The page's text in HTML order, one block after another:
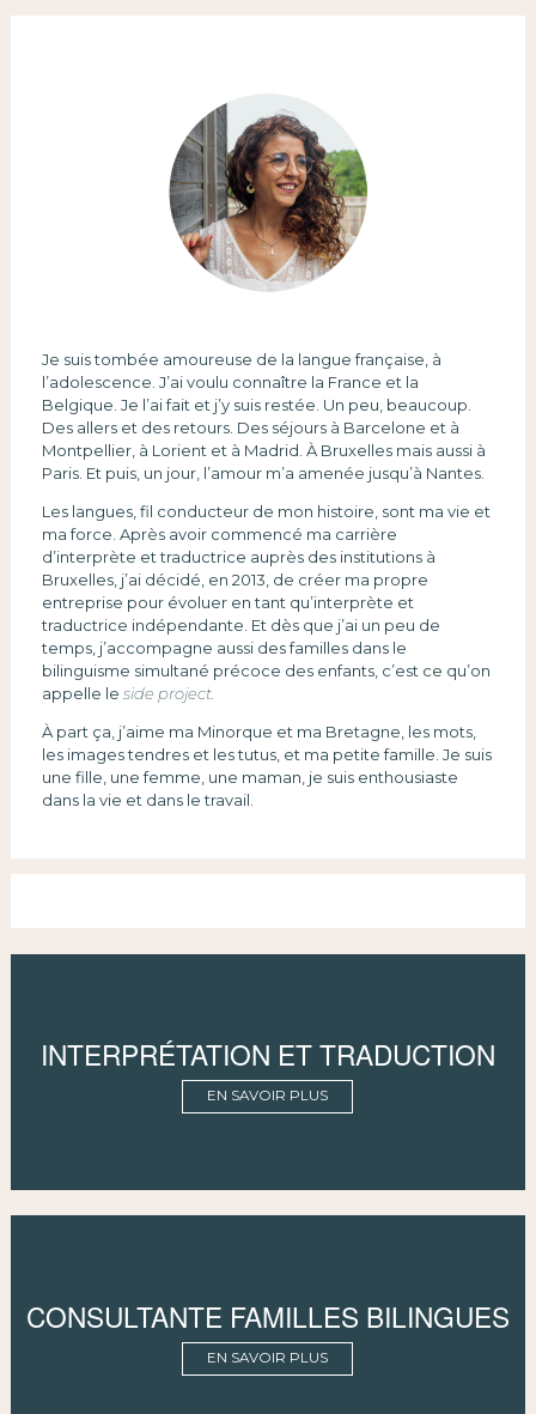
Je suis tombée amoureuse de la langue française, à
l’adolescence. J’ai voulu connaître la France et la
Belgique. Je l’ai fait et j’y suis restée. Un peu, beaucoup.
Des allers et des retours. Des séjours à Barcelone et à
Montpellier, à Lorient et à Madrid. À Bruxelles mais aussi à
Paris. Et puis, un jour, l’amour m’a amenée jusqu’à Nantes.
Les langues, fil conducteur de mon histoire, sont ma vie et
ma force. Après avoir commencé ma carrière
d’interprète et traductrice auprès des institutions à
Bruxelles, j’ai décidé, en 2013, de créer ma propre
entreprise pour évoluer en tant qu’interprète et
traductrice indépendante. Et dès que j’ai un peu de
temps, j’accompagne aussi des familles dans le
bilinguisme simultané précoce des enfants, c’est ce qu’on
appelle le side project.
À part ça, j’aime ma Minorque et ma Bretagne, les mots,
les images tendres et les tutus, et ma petite famille. Je suis
une fille, une femme, une maman, je suis enthousiaste
dans la vie et dans le travail.
INTERPRÉTATION ET TRADUCTION
EN SAVOIR PLUS
CONSULTANTE FAMILLES BILINGUES
EN SAVOIR PLUS